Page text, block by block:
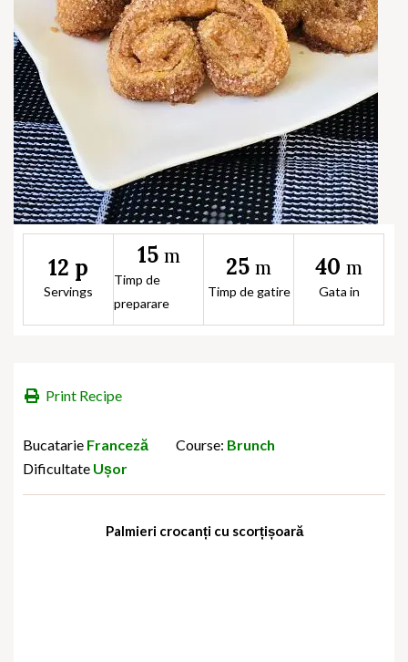
12 p
Servings
15 m
Timp de
preparare
25 m
Timp de gatire
40 m
Gata in
Print Recipe
Bucatarie Franceză Course: Brunch
Dificultate Ușor
Palmieri crocanți cu scorțișoară